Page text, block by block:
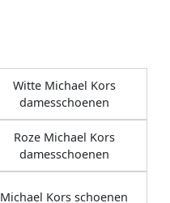
Witte Michael Kors
damesschoenen
Roze Michael Kors
damesschoenen
Michael Kors schoenen